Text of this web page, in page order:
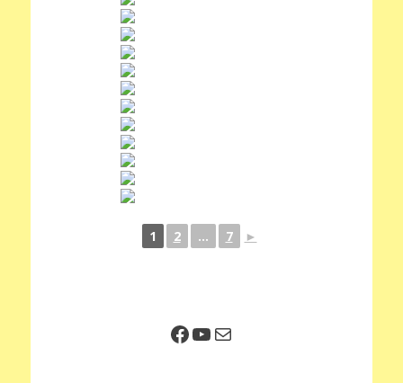
1 2 ... 7 ►
Facebook
YouTube
E-Mail